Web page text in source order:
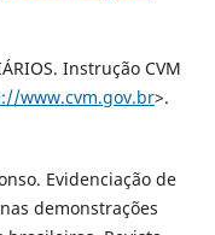
Instrução CVM
www.cvm.gov.br>.
Evidenciação de
demonstrações